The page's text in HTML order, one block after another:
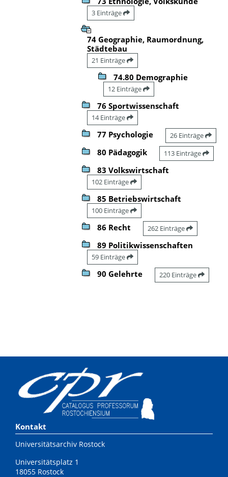
3 Einträge
74 Geographie, Raumordnung,
Städtebau
21 Einträge
74.80 Demographie
12 Einträge
76 Sportwissenschaft
14 Einträge
77 Psychologie 26 Einträge
80 Pädagogik 113 Einträge
83 Volkswirtschaft
102 Einträge
85 Betriebswirtschaft
100 Einträge
86 Recht 262 Einträge
89 Politikwissenschaften
59 Einträge
90 Gelehrte 220 Einträge
Kontakt
Universitätsarchiv Rostock
Universitätsplatz 1
18055 Rostock